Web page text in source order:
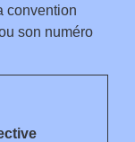
convention
son numéro